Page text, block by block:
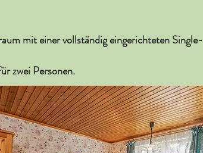
mit einer vollständig eingerichteten Single-
zwei Personen.